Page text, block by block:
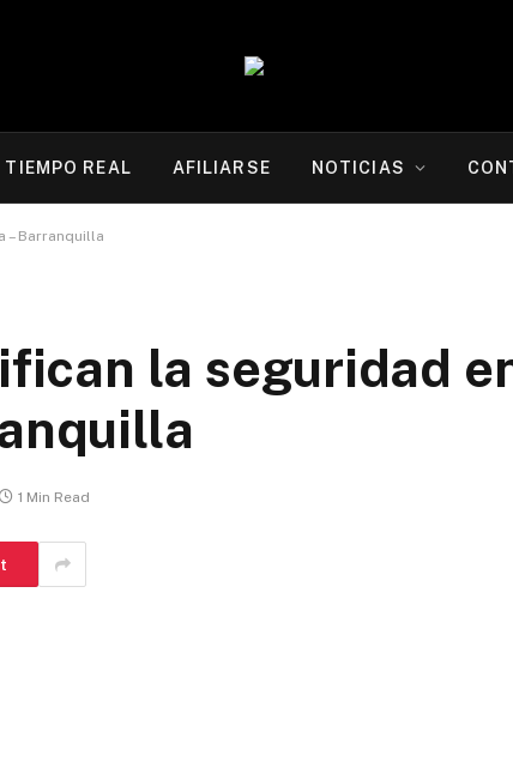
REAL AFILIARSE NOTICIAS
– Barranquilla
la seguridad
1 Min Read